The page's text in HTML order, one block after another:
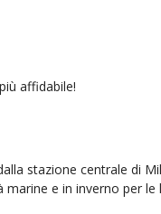
affidabile!
stazione centrale di
e in inverno per le